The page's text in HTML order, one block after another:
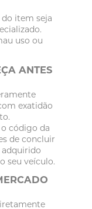
item seja
uso ou
ANTES
exatidão
código da
de concluir
seu veículo.